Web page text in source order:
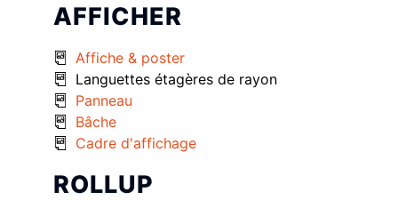
AFFICHER
Affiche & poster
Languettes étagères de rayon
Panneau
Bâche
Cadre d'affichage
ROLLUP